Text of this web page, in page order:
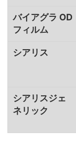
バイアグラ OD
フィルム
シアリス
シアリスジェ
ネリック